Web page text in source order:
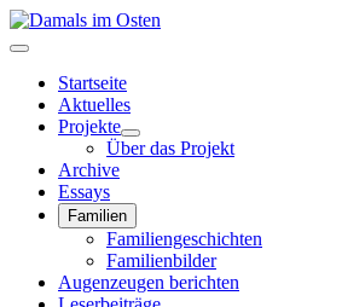
Startseite
Aktuelles
Projekte
Über das Projekt
Archive
Essays
Familien
Familiengeschichten
Familienbilder
Augenzeugen berichten